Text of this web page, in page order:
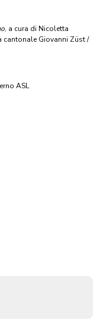
, a cura di Nicoletta
cantonale Giovanni Züst /
ASL